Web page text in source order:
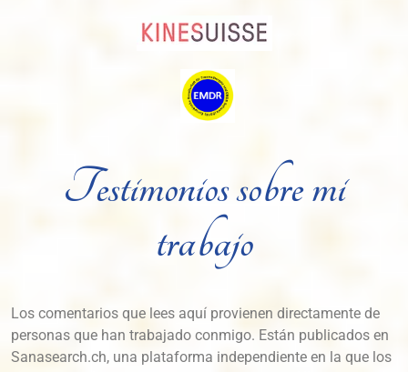
Testimonios sobre mi
trabajo
Los comentarios que lees aquí provienen directamente de
personas que han trabajado conmigo. Están publicados en
Sanasearch.ch, una plataforma independiente en la que los